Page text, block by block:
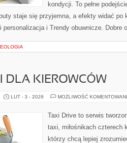
kondycji. To pełne
staje się przyjemna, a efekty widać
personalizacja i Trendy obuwnicze.
DLA KIEROWCÓW
LUT - 3 - 2026 MOŻLIWOŚĆ
Taxi Drive to serwis
taxi, miłośnikach czterech
którzy chcą lepiej